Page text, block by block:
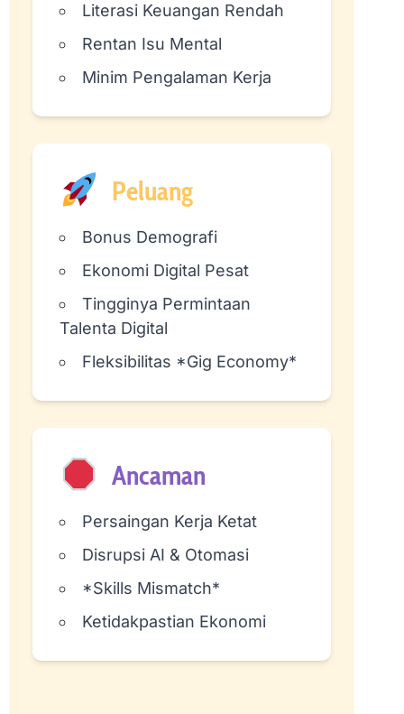
Literasi Keuangan Rendah
Rentan Isu Mental
Minim Pengalaman Kerja
Peluang
Bonus Demografi
Ekonomi Digital Pesat
Tingginya Permintaan
Talenta Digital
Fleksibilitas *Gig Economy*
Ancaman
Persaingan Kerja Ketat
Disrupsi AI & Otomasi
*Skills Mismatch*
Ketidakpastian Ekonomi